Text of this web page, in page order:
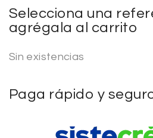
Selecciona una
agrégala al carrito
Sin existencias
Paga rápido y